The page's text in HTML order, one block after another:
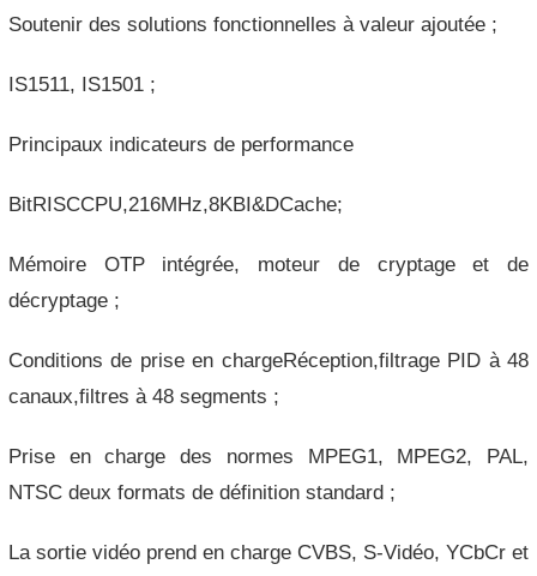
Soutenir des solutions fonctionnelles à valeur ajoutée ;
IS1511, IS1501 ;
Principaux indicateurs de performance
BitRISCCPU,216MHz,8KBI&DCache;
Mémoire OTP intégrée, moteur de cryptage et de
décryptage ;
Conditions de prise en chargeRéception,filtrage PID à 48
canaux,filtres à 48 segments ;
Prise en charge des normes MPEG1, MPEG2, PAL,
NTSC deux formats de définition standard ;
La sortie vidéo prend en charge CVBS, S-Vidéo, YCbCr et